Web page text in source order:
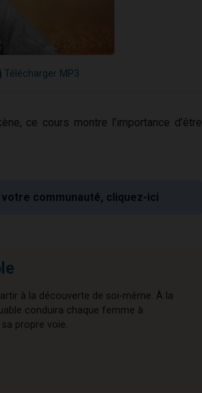
Télécharger MP3
ce cours montre l'importance d'être
communauté, cliquez-ici
à la découverte de soi-même. À la
conduira chaque femme à
propre voie.